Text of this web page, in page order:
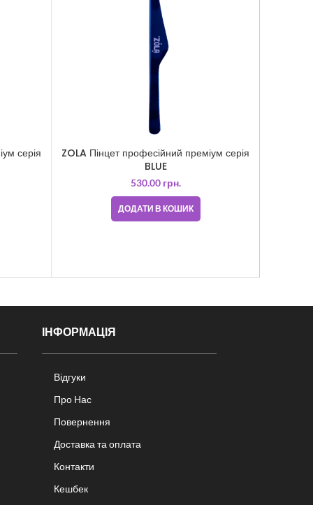
серія
ZOLA Пінцет професійний преміум серія
BLUE
530.00 грн.
ДОДАТИ В КОШИК
ІНФОРМАЦІЯ
Відгуки
Про Нас
Повернення
Доставка та оплата
Контакти
Кешбек